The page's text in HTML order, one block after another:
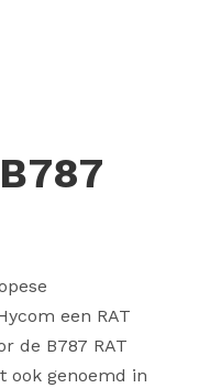
een RAT
de B787 RAT
ook genoemd in